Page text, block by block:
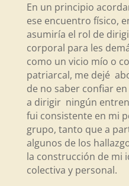
En un principio
ese encuentro físico,
asumiría el rol de
corporal para les
como un vicio mío o
patriarcal, me dejé
de no saber confiar
a dirigir ningún
fui consistente en mi
grupo, tanto que a
algunos de los
la construcción de mi
colectiva y personal.